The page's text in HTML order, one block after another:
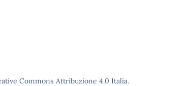
Commons Attribuzione 4.0 Italia.